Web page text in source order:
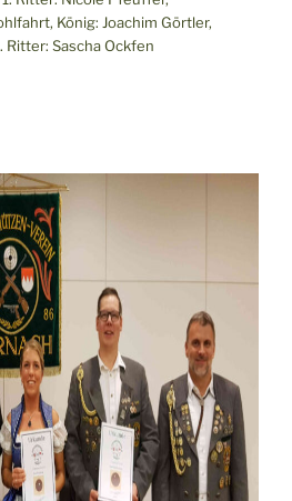
König: Joachim Görtler,
Ritter: Sascha Ockfen